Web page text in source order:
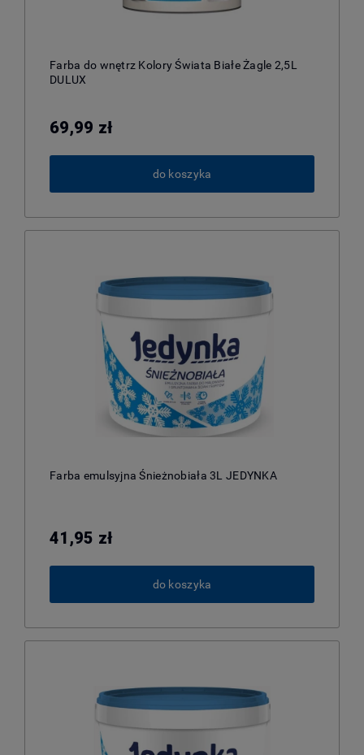
Farba do wnętrz Kolory Świata Białe Żagle 2,5L
DULUX
69,99 zł
do koszyka
Farba emulsyjna Śnieżnobiała 3L JEDYNKA
41,95 zł
do koszyka